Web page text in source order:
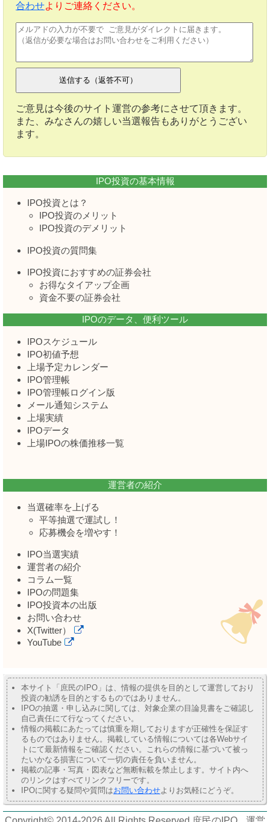
合わせよりご連絡ください。
ご意見は今後のサイト運営の参考にさせて頂きます。
また、みなさんの嬉しい当選報告もありがとうござい
ます。
IPO投資の基本情報
IPO投資とは？
IPO投資のメリット
IPO投資のデメリット
IPO投資の質問集
IPO投資におすすめの証券会社
お得なタイアップ企画
資金不要の証券会社
IPOのデータ、便利ツール
IPOスケジュール
IPO初値予想
上場予定カレンダー
IPO管理帳
IPO管理帳ログイン版
メール通知システム
上場実績
IPOデータ
上場IPOの株価推移一覧
運営者の紹介
当選確率を上げる
平等抽選で運試し！
応募機会を増やす！
IPO当選実績
運営者の紹介
コラム一覧
IPOの問題集
IPO投資本の出版
お問い合わせ
X(Twitter）
YouTube
本サイト「庶民のIPO」は、情報の提供を目的として運営しており
投資の勧誘を目的とするものではありません。
IPOの抽選・申し込みに関しては、対象企業の目論見書をご確認し
自己責任にて行なってください。
情報の掲載にあたっては慎重を期しておりますが正確性を保証す
るものではありません。掲載している情報については各Webサイ
トにて最新情報をご確認ください。これらの情報に基づいて被っ
たいかなる損害について一切の責任を負いません。
掲載の記事・写真・図表など無断転載を禁止します。サイト内へ
のリンクはすべてリンクフリーです。
IPOに関する疑問や質問はお問い合わせよりお気軽にどうぞ。